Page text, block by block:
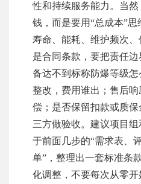
性和持续服务能力。当
钱，而是要用“总成本”
寿命、能耗、维护频次
是合同条款，要把责任
备达不到标称防爆等级
整改，费用谁出；售后
偿；是否保留扣款或质
三方做验收。建议项目
于前面几步的“需求表、
单”，整理出一套标准条
化调整，不要每次从零